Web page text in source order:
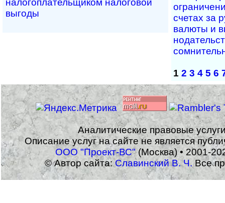
на­ло­го­пла­тель­щи­ком нало­го­вой
выгоды
счетах за
валюты и
1 2 3 4 5 6
Аналитические правовые
Описание услуг на сайте не является
ООО "Проект-ВС"(Москва) • 2001-
© Автор сайта:Славинский В. Ч.Все